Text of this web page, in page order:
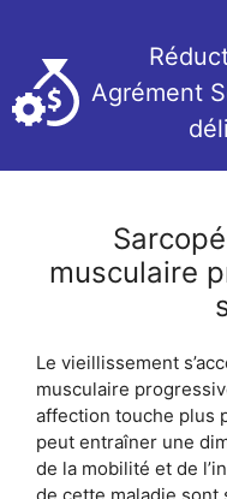
Agrément
musculaire
Le vieillissement
musculaire
affection touche plus
peut entraîner une
de la mobilité et de